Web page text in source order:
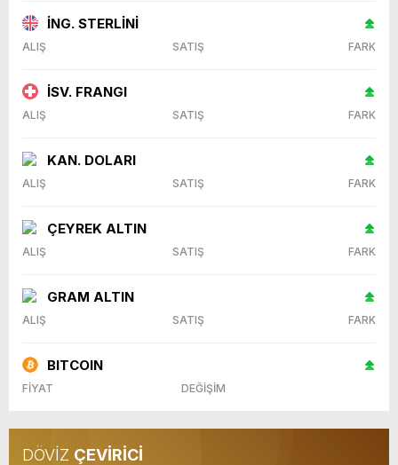
İNG. STERLİNİ
ALIŞ SATIŞ FARK
İSV. FRANGI
ALIŞ SATIŞ FARK
KAN. DOLARI
ALIŞ SATIŞ FARK
ÇEYREK ALTIN
ALIŞ SATIŞ FARK
GRAM ALTIN
ALIŞ SATIŞ FARK
BITCOIN
FİYAT DEĞİŞİM
DÖVİZ ÇEVİRİCİ